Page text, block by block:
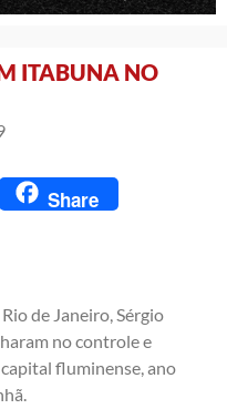
ITABUNA NO
PrintFriendly
Share
de Janeiro, Sérgio
no controle e
fluminense, ano